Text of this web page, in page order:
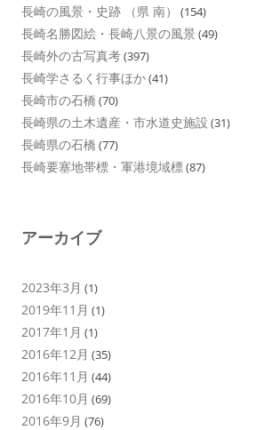
長崎の風景・史跡 （県 南） (154)
長崎名勝図絵・長崎八景の風景 (49)
長崎外の古写真考(397)
長崎学さるく行事ほか(41)
長崎市の石橋 (70)
長崎県の土木遺産・市水道史施設 (31)
長崎県の石橋 (77)
長崎要塞地帯標・軍港境域標(87)
アーカイブ
2023年3月 (1)
2019年11月 (1)
2017年1月 (1)
2016年12月 (35)
2016年11月 (44)
2016年10月 (69)
2016年9月 (76)